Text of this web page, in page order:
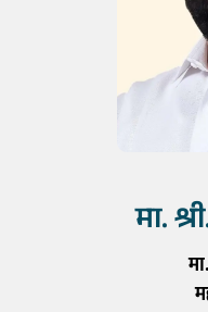
मा.